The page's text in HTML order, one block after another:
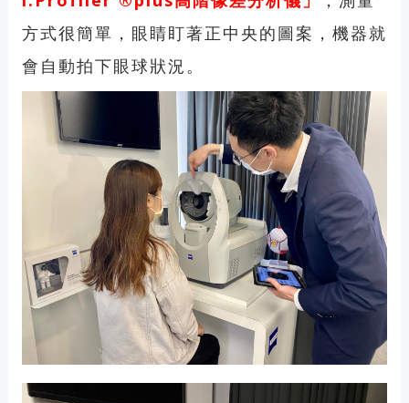
方式很簡單，眼睛盯著正中央的圖案，機器就
會自動拍下眼球狀況。